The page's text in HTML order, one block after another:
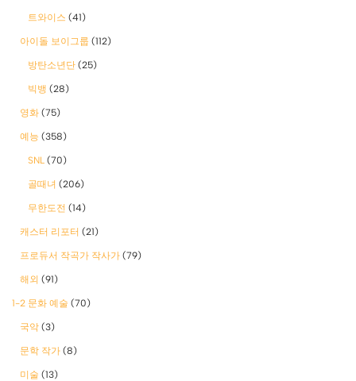
트와이스 (41)
아이돌 보이그룹 (112)
방탄소년단 (25)
빅뱅 (28)
영화 (75)
예능 (358)
SNL (70)
골때녀 (206)
무한도전 (14)
캐스터 리포터 (21)
프로듀서 작곡가 작사가 (79)
해외 (91)
1-2 문화 예술 (70)
국악 (3)
문학 작가 (8)
미술 (13)